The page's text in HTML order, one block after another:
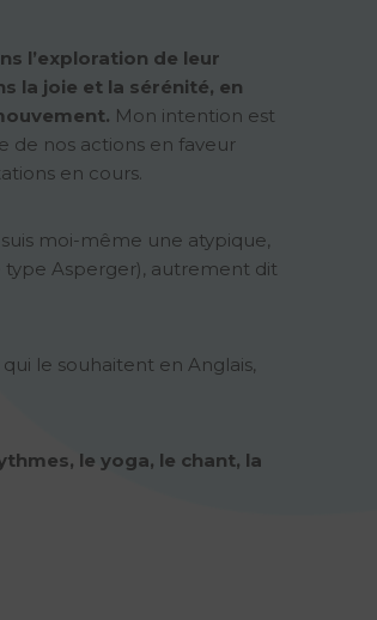
l’exploration de leur
la joie et la sérénité, en
Mon intention est
de nos actions en faveur
en cours.
moi-même une atypique,
type Asperger), autrement dit
le souhaitent en Anglais,
le yoga, le chant, la